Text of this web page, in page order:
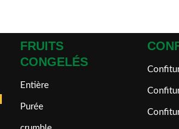
FRUITS
CONGELÉS
Entière
Purée